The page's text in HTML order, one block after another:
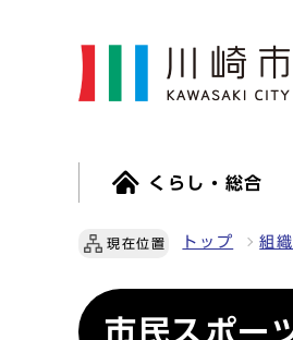
くらし・総合
現在位置 トップ 組
市民スポー